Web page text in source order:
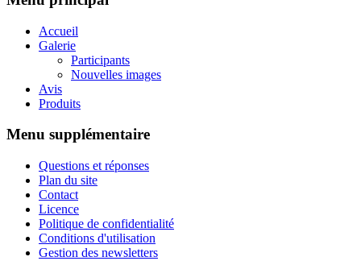
Accueil
Galerie
Participants
Nouvelles images
Avis
Produits
Menu supplémentaire
Questions et réponses
Plan du site
Contact
Licence
Politique de confidentialité
Conditions d'utilisation
Gestion des newsletters